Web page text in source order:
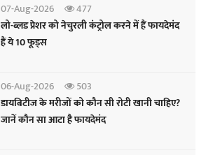
07-Aug-2026
477
लो-ब्लड प्रेशर को नेचुरली कंट्रोल करने में हैं फायदेमंद
हैं ये 10 फूड्स
06-Aug-2026
503
डायबिटीज के मरीजों को कौन सी रोटी खानी चाहिए?
जानें कौन सा आटा है फायदेमंद